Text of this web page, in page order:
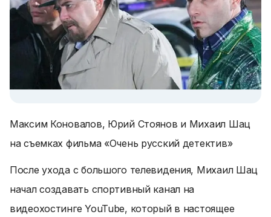
Максим Коновалов, Юрий Стоянов и Михаил Шац
на съемках фильма «Очень русский детектив»
После ухода с большого телевидения, Михаил Шац
начал создавать спортивный канал на
видеохостинге YouTube, который в настоящее